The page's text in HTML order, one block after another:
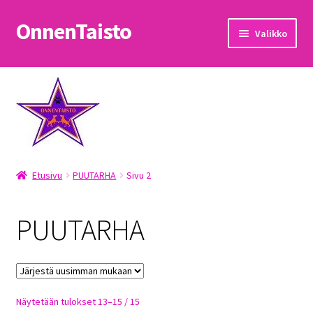
Siirry
navigointiin
Siirry
sisältöön
OnnenTaisto Valikko
Etusivu
Kassa
Oma tili
OnnenTaisto
Etusivu PUUTARHA Sivu 2
PUUTARHA
Näytetään tulokset 13–15 / 15Sorted